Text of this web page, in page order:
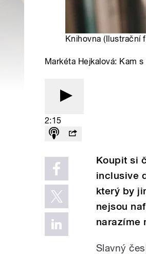
Knihovna (Ilustrační
Markéta Hejkalová: Kam
2:15
Koupit si
inclusive
který by
nejsou
narazíme
Slavný